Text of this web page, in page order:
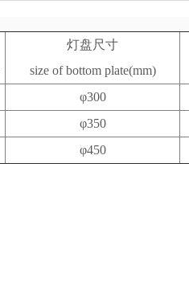
灯盘尺寸
size of bottom plate(mm)
φ300
φ350
φ450